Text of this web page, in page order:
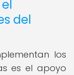
del
los
es el apoyo